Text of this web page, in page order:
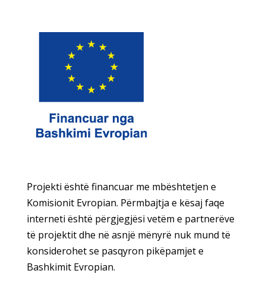
Projekti është financuar me mbështetjen e
Komisionit Evropian. Përmbajtja e kësaj faqe
interneti është përgjegjësi vetëm e partnerëve
të projektit dhe në asnjë mënyrë nuk mund të
konsiderohet se pasqyron pikëpamjet e
Bashkimit Evropian.